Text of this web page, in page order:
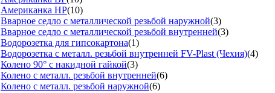
Американка НР(10)
Вварное седло с металлической резьбой наружной(3)
Вварное седло с металлической резьбой внутренней(3)
Водорозетка для гипсокартона(1)
Водорозетка с металл. резьбой внутренней FV-Plast (Чехия)(4)
Колено 90° с накидной гайкой(3)
Колено с металл. резьбой внутренней(6)
Колено с металл. резьбой наружной(6)